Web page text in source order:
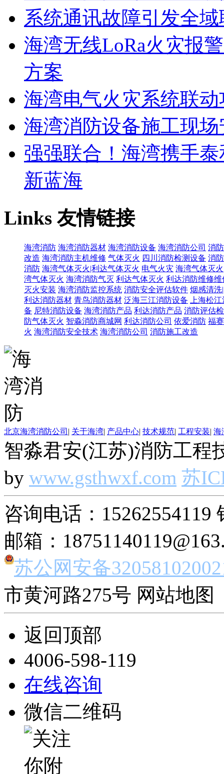
系统通讯故障引发全
海湾无线LoRa火灾报
方案
海湾电气火灾系统联
海湾消防设备施工现
强强联合！海湾携手
新蓝海
Links友情链接
海湾消防 海湾消防器材 海湾消防设备 海湾消防公司 消
改造 海湾消防主机维修 气体灭火 四川消防检测设备 消
消防 海湾气体灭火|利达气体灭火 电气火灾 海湾气体灭
湾气体灭火 海湾消防气灭 利达气体灭火 利达消防维修维
灭火安装 海湾消防监控系统 消防安全评估软件 烟感清洗
利达消防器材 青鸟消防器材 泛海三江消防设备
上海松
备 尼特消防设备 海湾消防产品 利达消防产品 消防评估
防气体灭火 智淼消防商城网 利达消防公司 依爱消防 福
火 海湾消防安全技术 海湾消防公司 消防施工改造
北京海湾消防公司 | 关于海湾| 产品中心| 技术规范| 工程安装| 海
智淼君安(江苏)消防工程
by www.gsthwxf.com 苏
咨询电话：15262554119
邮箱：
苏公网安备
市黄河路275号 网站地图
返回顶部
4006-598-119
在线咨询
微信二维码